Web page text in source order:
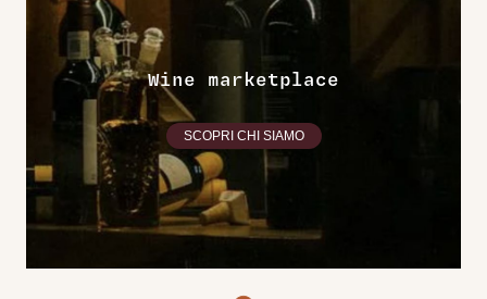
Wine marketplace
SCOPRI CHI SIAMO